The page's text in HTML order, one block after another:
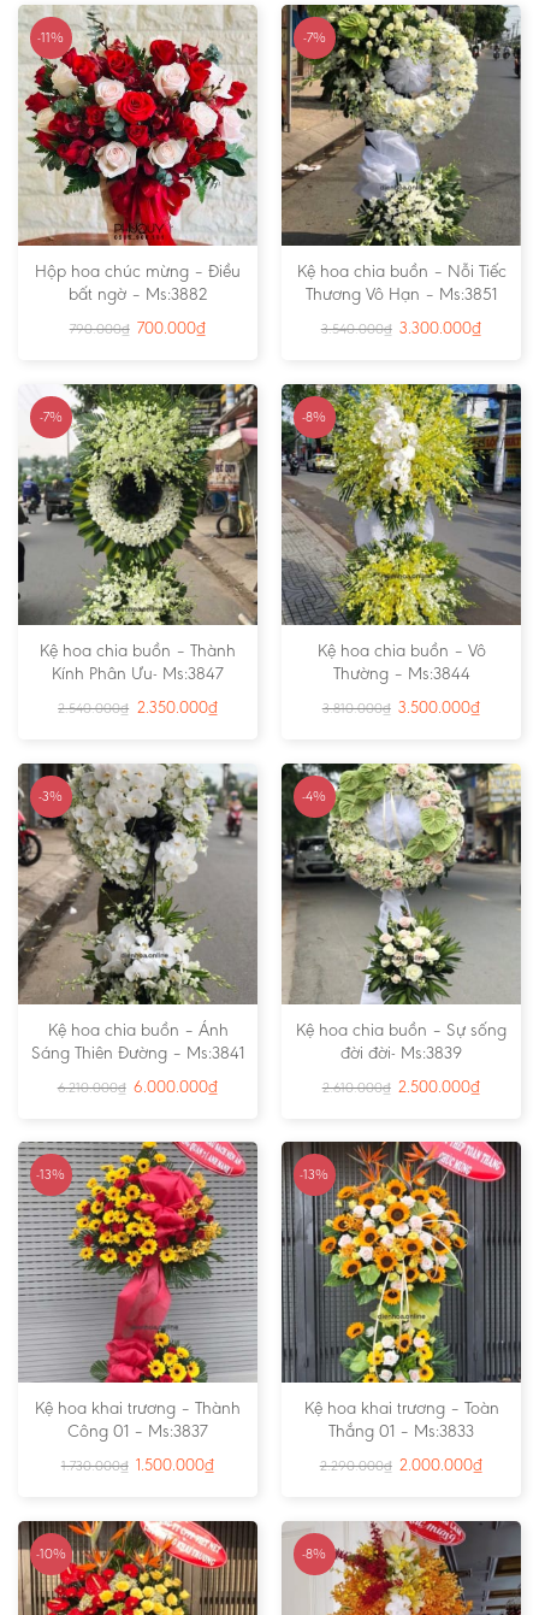
-11%
Hộp hoa chúc mừng – Điều
bất ngờ – Ms:3882
790.000₫ 700.000₫
-7%
Kệ hoa chia buồn – Nỗi Tiếc
Thương Vô Hạn – Ms:3851
3.540.000₫ 3.300.000₫
-7%
Kệ hoa chia buồn – Thành
Kính Phân Ưu- Ms:3847
2.540.000₫ 2.350.000₫
-8%
Kệ hoa chia buồn – Vô
Thường – Ms:3844
3.810.000₫ 3.500.000₫
-3%
Kệ hoa chia buồn – Ánh
Sáng Thiên Đường – Ms:3841
6.210.000₫ 6.000.000₫
-4%
Kệ hoa chia buồn – Sự sống
đời đời- Ms:3839
2.610.000₫ 2.500.000₫
-13%
Kệ hoa khai trương – Thành
Công 01 – Ms:3837
1.730.000₫ 1.500.000₫
-13%
Kệ hoa khai trương – Toàn
Thắng 01 – Ms:3833
2.290.000₫ 2.000.000₫
-10% -8%